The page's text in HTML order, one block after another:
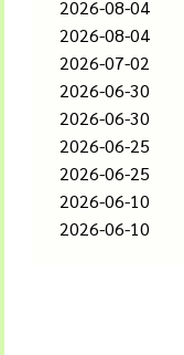
2026-08-04
2026-08-04
2026-07-02
2026-06-30
2026-06-30
2026-06-25
2026-06-25
2026-06-10
2026-06-10